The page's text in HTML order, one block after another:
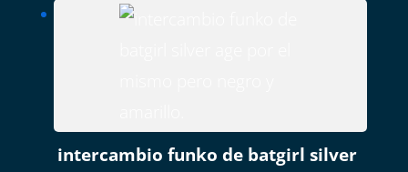
intercambio funko de batgirl silver